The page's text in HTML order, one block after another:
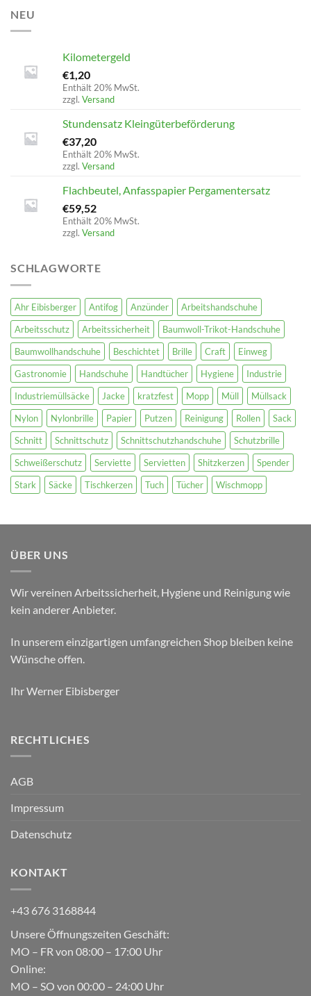
NEU
Kilometergeld
€1,20
Enthält 20% MwSt.
zzgl. Versand
Stundensatz Kleingüterbeförderung
€37,20
Enthält 20% MwSt.
zzgl. Versand
Flachbeutel, Anfasspapier Pergamentersatz
€59,52
Enthält 20% MwSt.
zzgl. Versand
SCHLAGWORTE
Ahr Eibisberger Antifog Anzünder
Arbeitshandschuhe
Arbeitsschutz
Arbeitssicherheit
Baumwoll-Trikot-Handschuhe
Baumwollhandschuhe
Beschichtet Brille Craft
Einweg
Gastronomie
Handschuhe Handtücher Hygiene
Industrie
Industriemüllsäcke
Jacke kratzfest Mopp Müll
Müllsack
Nylon
Nylonbrille Papier Putzen Reinigung Rollen
Sack
Schnitt
Schnittschutz Schnittschutzhandschuhe
Schutzbrille
Schweißerschutz
Serviette Servietten Shitzkerzen
Spender
Stark
Säcke Tischkerzen Tuch Tücher Wischmopp
ÜBER UNS
Wir vereinen Arbeitssicherheit, Hygiene und Reinigung wie
kein anderer Anbieter.
In unserem einzigartigen umfangreichen Shop bleiben keine
Wünsche offen.
Ihr Werner Eibisberger
RECHTLICHES
AGB
Impressum
Datenschutz
KONTAKT
+43 676 3168844
Unsere Öffnungszeiten Geschäft:
MO – FR von 08:00 – 17:00 Uhr
Online:
MO – SO von 00:00 – 24:00 Uhr